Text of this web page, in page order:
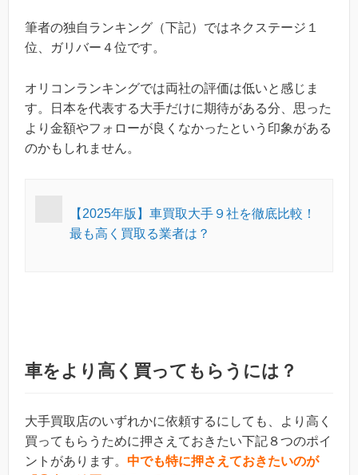
筆者の独自ランキング（下記）ではネクステージ１
位、ガリバー４位です。
オリコンランキングでは両社の評価は低いと感じま
す。日本を代表する大手だけに期待がある分、思った
より金額やフォローが良くなかったという印象がある
のかもしれません。
【2025年版】車買取大手９社を徹底比較！
最も高く買取る業者は？
車をより高く買ってもらうには？
大手買取店のいずれかに依頼するにしても、より高く
買ってもらうために押さえておきたい下記８つのポイ
ントがあります。 中でも特に押さえておきたいのが